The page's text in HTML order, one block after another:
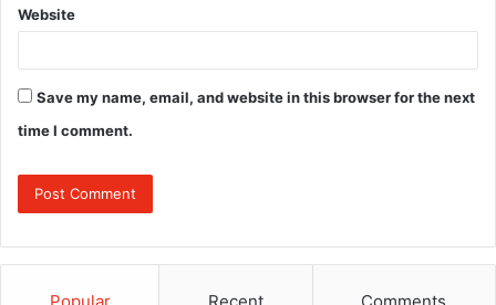
Website
Save my name, email, and website in this browser for the next
time I comment.